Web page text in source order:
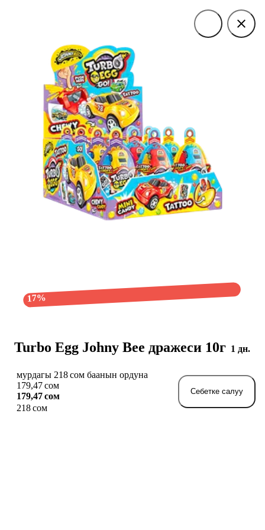
Turbo Egg Johny Bee дражеси 10г 1 дн.
17%
мурдагы 218 сом баанын ордуна
179,47 сом
179,47 сом
218 сом
Себетке салуу